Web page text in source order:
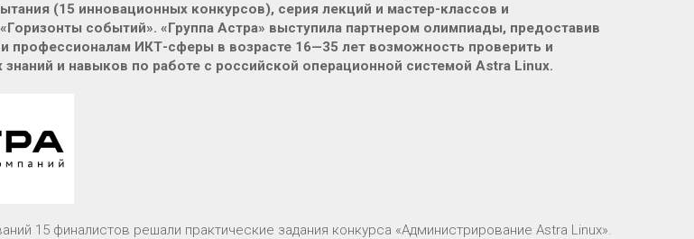
(15 инновационных конкурсов), серия лекций и мастер-классов и
событий». «Группа Астра» выступила партнером олимпиады, предоставив
профессионалам ИКТ-сферы в возрасте 16—35 лет возможность проверить и
и навыков по работе с российской операционной системой Astra Linux.
15 финалистов решали практические задания конкурса «Администрирование Astra Linux».